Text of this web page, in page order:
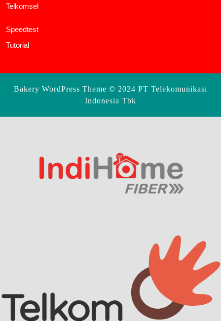
Telkomsel
Speedtest
Tutorial
Bakery WordPress Theme © 2024 PT Telekomunikasi
Indonesia Tbk